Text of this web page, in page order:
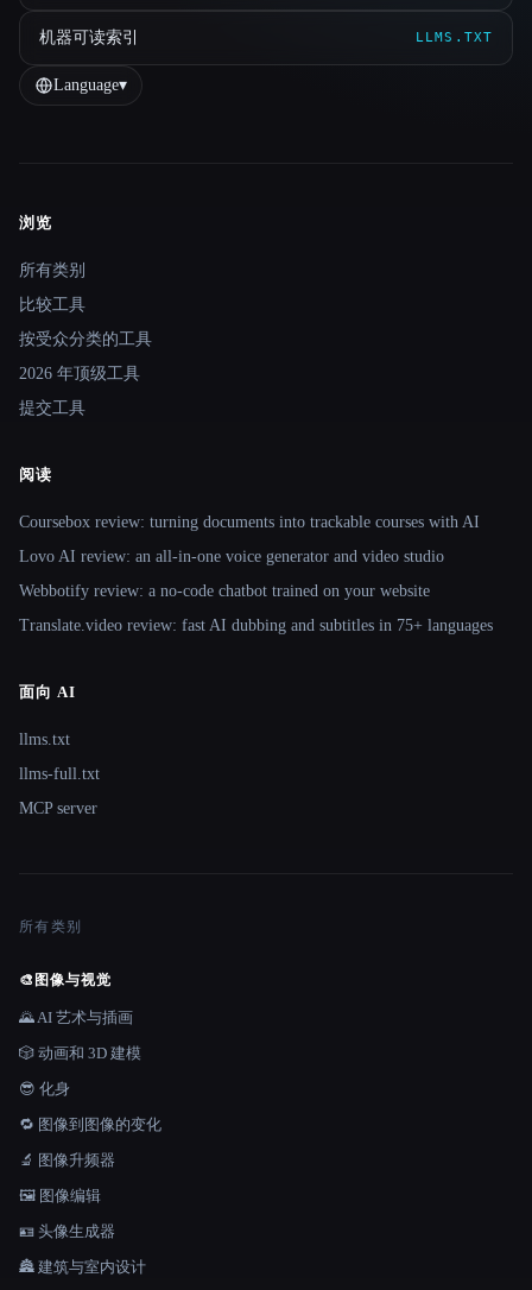
机器可读索引 LLMS.TXT
Language▾
Site navigation
浏览
所有类别
比较工具
按受众分类的工具
2026 年顶级工具
提交工具
阅读
Coursebox review: turning documents into trackable courses with AI
Lovo AI review: an all-in-one voice generator and video studio
Webbotify review: a no-code chatbot trained on your website
Translate.video review: fast AI dubbing and subtitles in 75+ languages
面向 AI
llms.txt
llms-full.txt
MCP server
所有类别
🎨 图像与视觉
🌄 AI 艺术与插画
🎲 动画和 3D 建模
😎 化身
🔁 图像到图像的变化
🔬 图像升频器
🖼️ 图像编辑
🪪 头像生成器
🏯 建筑与室内设计